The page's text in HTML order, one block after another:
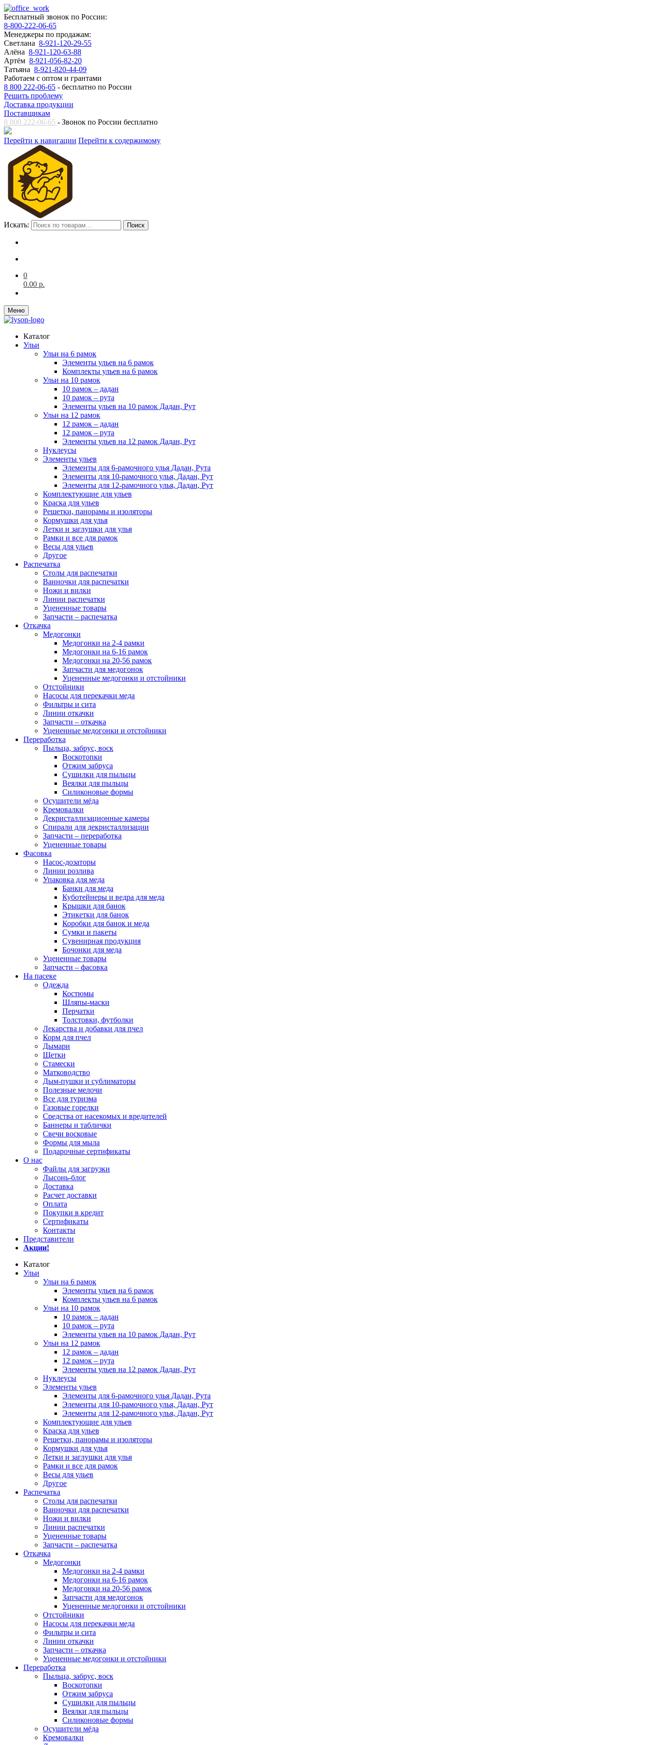
Бесплатный звонок по России:
8-800-222-06-65
Менеджеры по продажам:
Светлана 8-921-120-29-55
Алёна 8-921-120-63-88
Артём 8-921-056-82-20
Татьяна 8-921-820-44-09
Работаем с оптом и грантами
8 800 222-06-65 - бесплатно по России
Решить проблему
Доставка продукции
Поставщикам
8 800 222-06-65 - Звонок по России бесплатно
Перейти к навигации Перейти к содержимому
Искать: Поиск
0
0.00 р.
Меню
Каталог
Ульи
Ульи на 6 рамок
Элементы ульев на 6 рамок
Комплекты ульев на 6 рамок
Ульи на 10 рамок
10 рамок – дадан
10 рамок – рута
Элементы ульев на 10 рамок Дадан, Рут
Ульи на 12 рамок
12 рамок – дадан
12 рамок – рута
Элементы ульев на 12 рамок Дадан, Рут
Нуклеусы
Элементы ульев
Элементы для 6-рамочного улья Дадан, Рута
Элементы для 10-рамочного улья, Дадан, Рут
Элементы для 12-рамочного улья, Дадан, Рут
Комплектующие для ульев
Краска для ульев
Решетки, панорамы и изоляторы
Кормушки для улья
Летки и заглушки для улья
Рамки и все для рамок
Весы для ульев
Другое
Распечатка
Столы для распечатки
Ванночки для распечатки
Ножи и вилки
Линии распечатки
Уцененные товары
Запчасти – распечатка
Откачка
Медогонки
Медогонки на 2-4 рамки
Медогонки на 6-16 рамок
Медогонки на 20-56 рамок
Запчасти для медогонок
Уцененные медогонки и отстойники
Отстойники
Насосы для перекачки меда
Фильтры и сита
Линии откачки
Запчасти – откачка
Уцененные медогонки и отстойники
Переработка
Пыльца, забрус, воск
Воскотопки
Отжим забруса
Сушилки для пыльцы
Веялки для пыльцы
Силиконовые формы
Осушители мёда
Кремовалки
Декристаллизационные камеры
Спирали для декристаллизации
Запчасти – переработка
Уцененные товары
Фасовка
Насос-дозаторы
Линии розлива
Упаковка для меда
Банки для меда
Куботейнеры и ведра для меда
Крышки для банок
Этикетки для банок
Коробки для банок и меда
Сумки и пакеты
Сувенирная продукция
Бочонки для меда
Уцененные товары
Запчасти – фасовка
На пасеке
Одежда
Костюмы
Шляпы-маски
Перчатки
Толстовки, футболки
Лекарства и добавки для пчел
Корм для пчел
Дымари
Щетки
Стамески
Матководство
Дым-пушки и сублиматоры
Полезные мелочи
Все для туризма
Газовые горелки
Средства от насекомых и вредителей
Баннеры и таблички
Свечи восковые
Формы для мыла
Подарочные сертификаты
О нас
Файлы для загрузки
Лысонь-блог
Доставка
Расчет доставки
Оплата
Покупки в кредит
Сертификаты
Контакты
Представители
Акции!
Каталог
Ульи
Ульи на 6 рамок
Элементы ульев на 6 рамок
Комплекты ульев на 6 рамок
Ульи на 10 рамок
10 рамок – дадан
10 рамок – рута
Элементы ульев на 10 рамок Дадан, Рут
Ульи на 12 рамок
12 рамок – дадан
12 рамок – рута
Элементы ульев на 12 рамок Дадан, Рут
Нуклеусы
Элементы ульев
Элементы для 6-рамочного улья Дадан, Рута
Элементы для 10-рамочного улья, Дадан, Рут
Элементы для 12-рамочного улья, Дадан, Рут
Комплектующие для ульев
Краска для ульев
Решетки, панорамы и изоляторы
Кормушки для улья
Летки и заглушки для улья
Рамки и все для рамок
Весы для ульев
Другое
Распечатка
Столы для распечатки
Ванночки для распечатки
Ножи и вилки
Линии распечатки
Уцененные товары
Запчасти – распечатка
Откачка
Медогонки
Медогонки на 2-4 рамки
Медогонки на 6-16 рамок
Медогонки на 20-56 рамок
Запчасти для медогонок
Уцененные медогонки и отстойники
Отстойники
Насосы для перекачки меда
Фильтры и сита
Линии откачки
Запчасти – откачка
Уцененные медогонки и отстойники
Переработка
Пыльца, забрус, воск
Воскотопки
Отжим забруса
Сушилки для пыльцы
Веялки для пыльцы
Силиконовые формы
Осушители мёда
Кремовалки